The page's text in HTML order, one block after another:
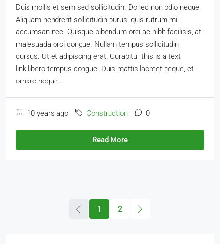
Duis mollis et sem sed sollicitudin. Donec non odio neque.
Aliquam hendrerit sollicitudin purus, quis rutrum mi
accumsan nec. Quisque bibendum orci ac nibh facilisis, at
malesuada orci congue. Nullam tempus sollicitudin
cursus. Ut et adipiscing erat. Curabitur this is a text
link libero tempus congue. Duis mattis laoreet neque, et
ornare neque...
10 years ago Construction 0
Read More
1 2